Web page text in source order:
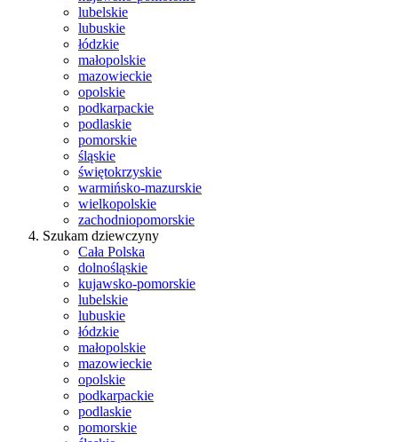
lubelskie
lubuskie
łódzkie
małopolskie
mazowieckie
opolskie
podkarpackie
podlaskie
pomorskie
śląskie
świętokrzyskie
warmińsko-mazurskie
wielkopolskie
zachodniopomorskie
Szukam dziewczyny
Cała Polska
dolnośląskie
kujawsko-pomorskie
lubelskie
lubuskie
łódzkie
małopolskie
mazowieckie
opolskie
podkarpackie
podlaskie
pomorskie